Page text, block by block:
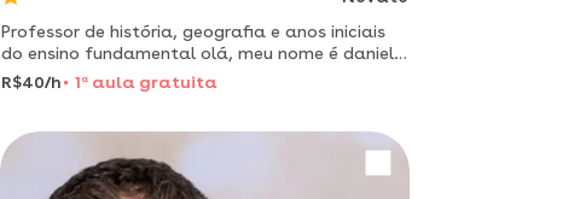
Professor de história, geografia e anos iniciais
do ensino fundamental olá, meu nome é daniel
helcio, leciono para adolescentes e adultos.
tenho experiência
R$40/h 1 aaula gratuita